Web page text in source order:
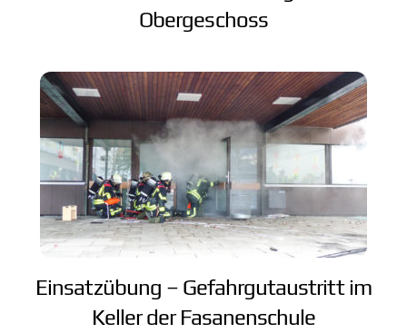
Obergeschoss
Einsatzübung – Gefahrgutaustritt im
Keller der Fasanenschule